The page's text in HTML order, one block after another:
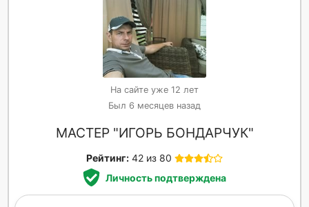
На сайте уже 12 лет
Был 6 месяцев назад
МАСТЕР "ИГОРЬ БОНДАРЧУК"
Рейтинг: 42 из 80
Личность подтверждена